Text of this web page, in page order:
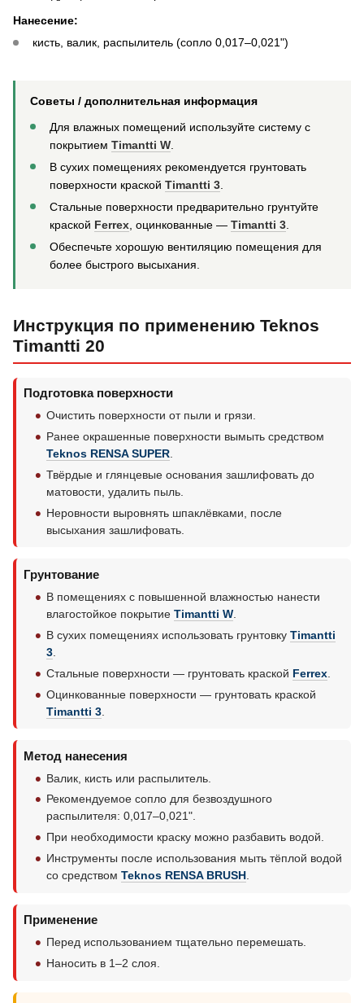
Нанесение:
кисть, валик, распылитель (сопло 0,017–0,021")
Советы / дополнительная информация
Для влажных помещений используйте систему с
покрытием Timantti W
В сухих помещениях рекомендуется грунтовать
поверхности краской Timantti 3
Стальные поверхности предварительно грунтуйте
краской Ferrex , оцинкованные — Timantti 3
Обеспечьте хорошую вентиляцию помещения для
более быстрого высыхания.
Инструкция по применению Teknos
Timantti 20
Подготовка поверхности
Очистить поверхности от пыли и грязи.
Ранее окрашенные поверхности вымыть средством
Teknos RENSA SUPER.
Твёрдые и глянцевые основания зашлифовать до
матовости, удалить пыль.
Неровности выровнять шпаклёвками, после
высыхания зашлифовать.
Грунтование
В помещениях с повышенной влажностью нанести
влагостойкое покрытие Timantti W.
В сухих помещениях использовать грунтовку Timantti
3.
Стальные поверхности — грунтовать краской Ferrex.
Оцинкованные поверхности — грунтовать краской
Timantti 3.
Метод нанесения
Валик, кисть или распылитель.
Рекомендуемое сопло для безвоздушного
распылителя: 0,017–0,021".
При необходимости краску можно разбавить водой.
Инструменты после использования мыть тёплой водой
со средством Teknos RENSA BRUSH.
Применение
Перед использованием тщательно перемешать.
Наносить в 1–2 слоя.